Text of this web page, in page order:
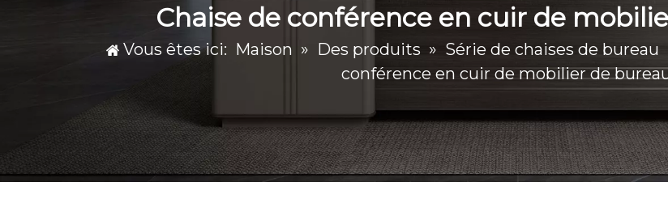
Chaise de conférence en cuir de
Vous êtes ici: Maison » Des produits » Série de chaises de bureau
conférence en cuir de mobilier de